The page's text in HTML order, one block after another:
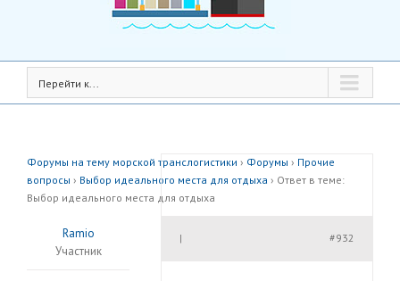
Перейти к...
Форумы на тему морской транслогистики › Форумы › Прочие
вопросы › Выбор идеального места для отдыха › Ответ в теме:
Выбор идеального места для отдыха
Ramio
Участник
#932
|